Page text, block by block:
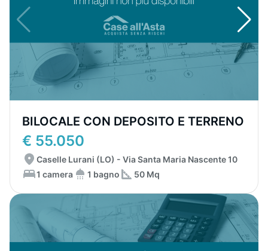
BILOCALE CON DEPOSITO E TERRENO
€ 55.050
Caselle Lurani (LO) - Via Santa Maria Nascente 10
1 camera
1 bagno 50 Mq